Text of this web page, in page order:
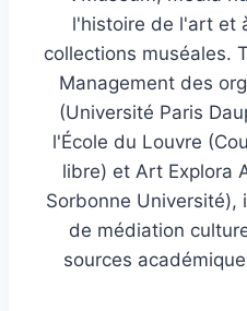
l'histoire de l'art et
collections muséales.
Management des
(Université Paris
l'École du Louvre
libre) et Art Explora
Sorbonne Université),
de médiation
sources